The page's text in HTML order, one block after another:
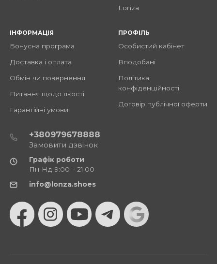
Lonza
ІНФОРМАЦІЯ
Бонусна програма
Доставка і оплата
Обмін чи повернення
Питання щодо якості
Гарантійні умови
ПРОФІЛЬ
Особистий кабінет
Вподобані
Політика
конфіденційності
Договір публічної оферти
+380979678888
Замовити дзвінок
Графік роботи
Пн-Нд 9:00 – 21:00
info@lonza.shoes